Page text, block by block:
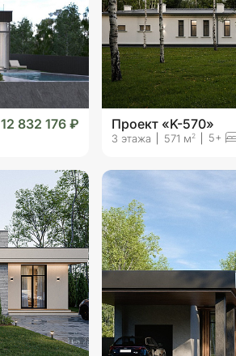
12 832 176 ₽ Проект «K-570»
3 этажа 571 м2 5+